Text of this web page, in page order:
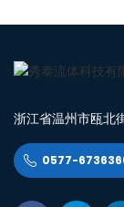
浙江省温州市瓯北
 0577-